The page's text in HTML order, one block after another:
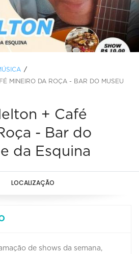
MINEIRO DA ROÇA - BAR DO MUSEU
+ Café
- Bar do
da Esquina
LOCALIZAÇÃO
de shows da semana,